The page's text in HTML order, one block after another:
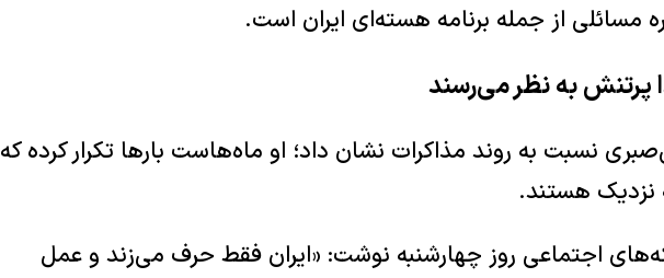
مسائلی از جمله برنامه هسته‌ای ایران است.
پرتنش به نظر می‌رسند
نسبت به روند مذاکرات نشان داد؛ او ماه‌هاست بارها تکرار کرده که
نزدیک هستند.
اجتماعی روز چهارشنبه نوشت: «ایران فقط حرف می‌زند و عمل